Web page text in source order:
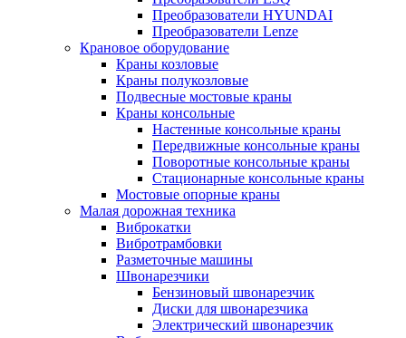
Преобразователи HYUNDAI
Преобразователи Lenze
Крановое оборудование
Краны козловые
Краны полукозловые
Подвесные мостовые краны
Краны консольные
Настенные консольные краны
Передвижные консольные краны
Поворотные консольные краны
Стационарные консольные краны
Мостовые опорные краны
Малая дорожная техника
Виброкатки
Вибротрамбовки
Разметочные машины
Швонарезчики
Бензиновый швонарезчик
Диски для швонарезчика
Электрический швонарезчик